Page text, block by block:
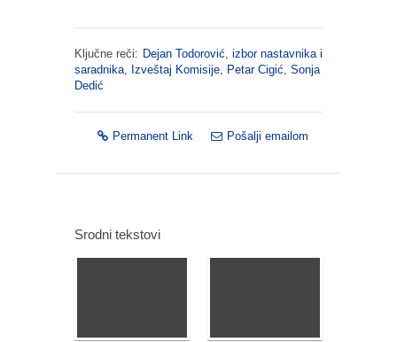
Ključne reči: Dejan Todorović, izbor nastavnika i
saradnika, Izveštaj Komisije, Petar Cigić, Sonja
Dedić
Permanent Link Pošalji emailom
Srodni tekstovi